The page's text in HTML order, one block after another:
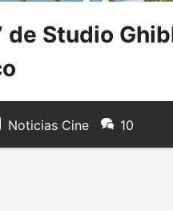
de Studio
Noticias Cine 10